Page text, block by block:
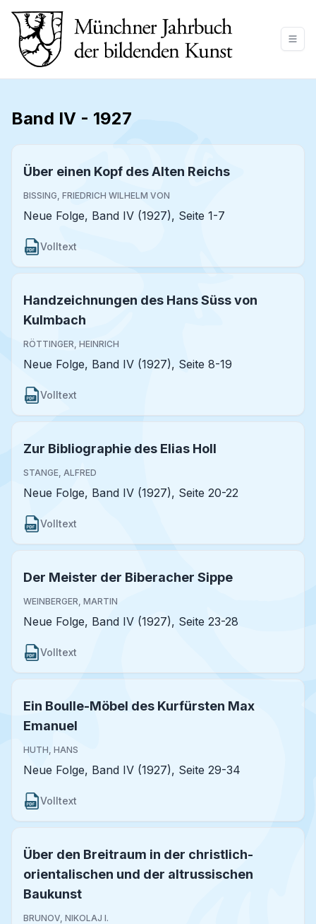
Band IV - 1927
Über einen Kopf des Alten Reichs
BISSING, FRIEDRICH WILHELM VON
Neue Folge, Band IV (1927), Seite 1-7
Volltext
Handzeichnungen des Hans Süss von
Kulmbach
RÖTTINGER, HEINRICH
Neue Folge, Band IV (1927), Seite 8-19
Volltext
Zur Bibliographie des Elias Holl
STANGE, ALFRED
Neue Folge, Band IV (1927), Seite 20-22
Volltext
Der Meister der Biberacher Sippe
WEINBERGER, MARTIN
Neue Folge, Band IV (1927), Seite 23-28
Volltext
Ein Boulle-Möbel des Kurfürsten Max
Emanuel
HUTH, HANS
Neue Folge, Band IV (1927), Seite 29-34
Volltext
Über den Breitraum in der christlich-
orientalischen und der altrussischen
Baukunst
BRUNOV, NIKOLAJ I.